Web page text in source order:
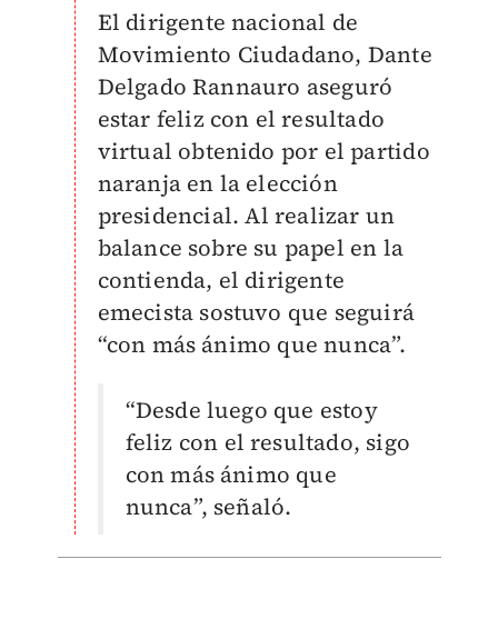
El dirigente nacional de
Movimiento Ciudadano, Dante
Delgado Rannauro aseguró
estar feliz con el resultado
virtual obtenido por el partido
naranja en la elección
presidencial.Al realizar un
balance sobre su papel en la
contienda, el dirigente
emecista sostuvo que seguirá
“con más ánimo que nunca”.
“Desde luego que estoy
feliz con el resultado, sigo
con más ánimo que
nunca”, señaló.